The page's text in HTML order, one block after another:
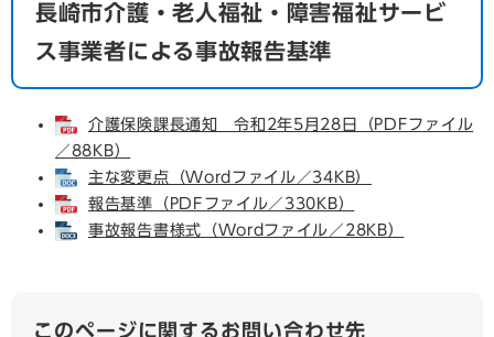
長崎市介護・老人福祉・障害福祉サービ
ス事業者による事故報告基準
介護保険課長通知 令和2年5月28日（PDFファイル
／88KB）
主な変更点（Wordファイル／34KB）
報告基準（PDFファイル／330KB）
事故報告書様式（Wordファイル／28KB）
このページに関するお問い合わせ先